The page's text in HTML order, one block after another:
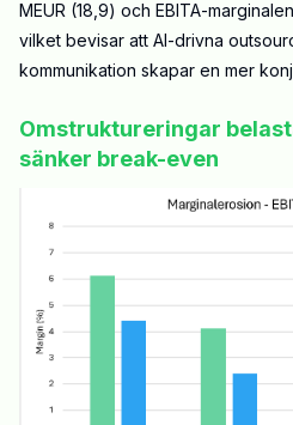
MEUR (18,9) och EBITA-
vilket bevisar att AI-drivna
kommunikation skapar en mer
Omstruktureringar
sänker break-even